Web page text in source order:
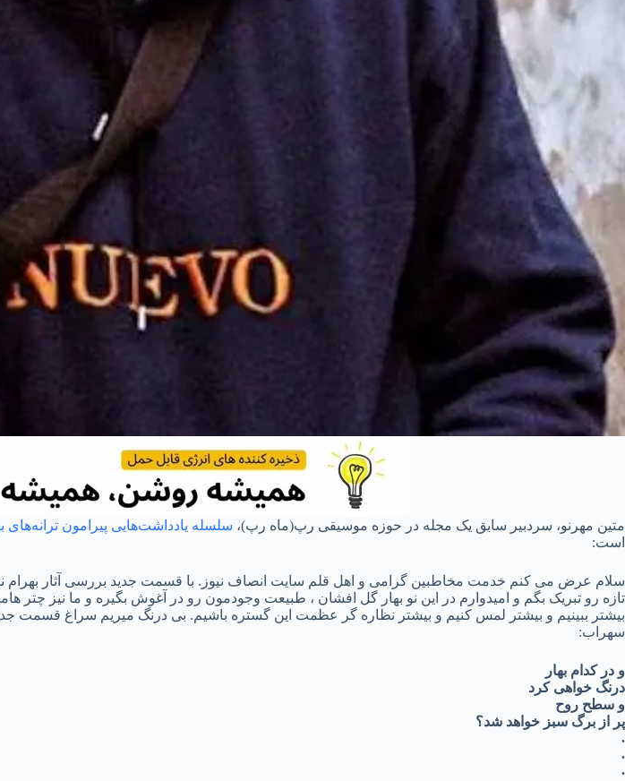
متین مهرنو، سردبیر سابق یک مجله در حوزه موسیقی رپ(ماه رپ)، سلسله یادداشت‌هایی پیرامون ترانه‌های
است:
سلام عرض می کنم خدمت مخاطبین گرامی و اهل قلم سایت انصاف نیوز. با قسمت جدید بررسی آثار بهرام
تازه رو تبریک بگم و امیدوارم در این نو بهار گل افشان ، طبیعت وجودمون رو در آغوش بگیره و ما نیز چتر
بیشتر ببینیم و بیشتر لمس کنیم و بیشتر نظاره گر عظمت این گستره باشیم. بی درنگ میریم سراغ قسمت
سهراب:
و در کدام بهار
درنگ خواهی کرد
و سطح روح
پر از برگ سبز خواهد شد؟
.
.
.